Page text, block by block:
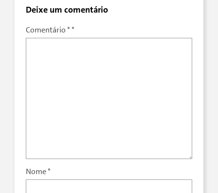
Deixe um comentário
Comentário*
Nome*